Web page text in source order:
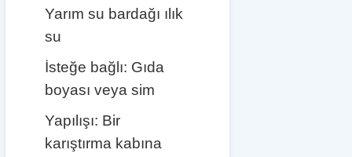
Yarım su bardağı ılık
su
İsteğe bağlı: Gıda
boyası veya sim
Yapılışı: Bir
karıştırma kabına